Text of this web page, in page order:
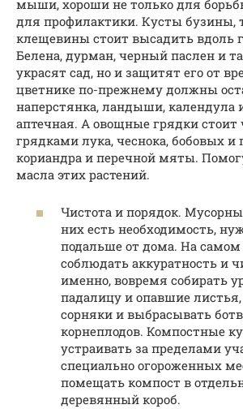
мыши, хороши не только для
для профилактики. Кусты бузины,
клещевины стоит высадить вдоль
Белена, дурман, черный паслен и
украсят сад, но и защитят его от
цветнике по-прежнему должны
наперстянка, ландыши, календула
аптечная. А овощные грядки стоит
грядками лука, чеснока, бобовых
кориандра и перечной мяты.
масла этих растений.
Чистота и порядок.
них есть необходимость,
подальше от дома. На самом
соблюдать аккуратность и
именно, вовремя собирать
падалицу и опавшие
сорняки и выбрасывать
корнеплодов. Компостные
устраивать за пределами
специально огороженных
помещать компост в
деревянный короб.